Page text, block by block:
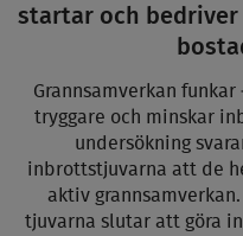
startar och
Grannsamverkan
tryggare och minskar
undersökning
inbrottstjuvarna att de
aktiv
tjuvarna slutar att göra